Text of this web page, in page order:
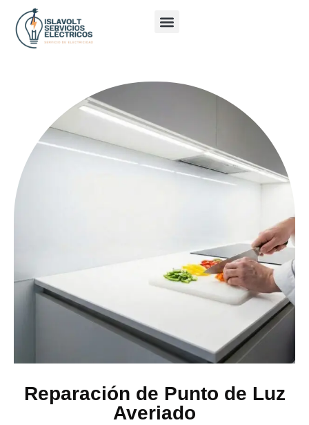
Reparación de Punto de Luz
Averiado